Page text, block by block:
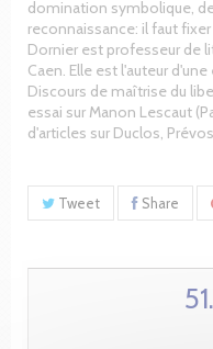
domination symbolique,
reconnaissance: il faut
Dornier est professeur de
Caen. Elle est l'auteur
Discours de maîtrise du
essai sur Manon Lescaut
d'articles sur Duclos,
Tweet Share